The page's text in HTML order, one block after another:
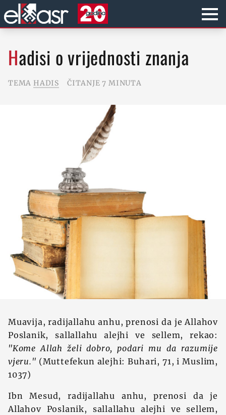
Hadisi o vrijednosti znanja
TEMA HADIS ČITANJE 7 MINUTA
Muavija, radijallahu anhu, prenosi da je Allahov
Poslanik, sallallahu alejhi ve sellem, rekao:
"Kome Allah želi dobro, podari mu da razumije
vjeru." (Muttefekun alejhi: Buhari, 71, i Muslim,
1037)
Ibn Mesud, radijallahu anhu, prenosi da je
Allahov Poslanik, sallallahu alejhi ve sellem,